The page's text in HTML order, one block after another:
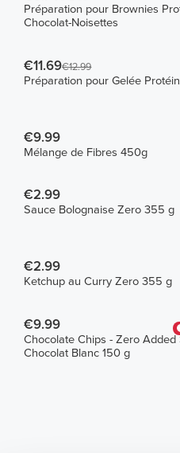
Préparation pour Brownies
Chocolat-Noisettes
€11.69€12.99
Préparation pour Gelée
€9.99
Mélange de Fibres 450g
€2.99
Sauce Bolognaise Zero 355 g
€2.99
Ketchup au Curry Zero 355 g
€9.99
Chocolate Chips - Zero Added
Chocolat Blanc 150 g